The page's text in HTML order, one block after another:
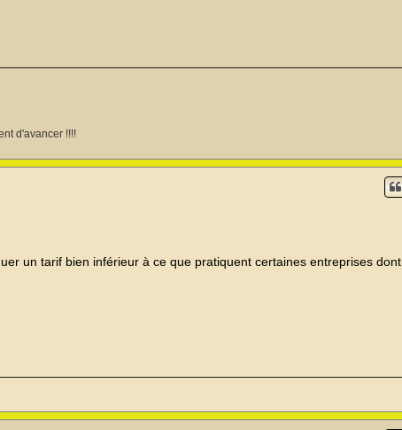
d'avancer !!!!
un tarif bien inférieur à ce que pratiquent certaines entreprises dont